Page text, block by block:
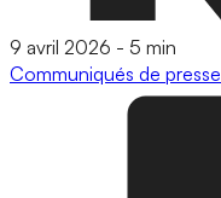
9 avril 2026 - 5 min
Communiqués de presse